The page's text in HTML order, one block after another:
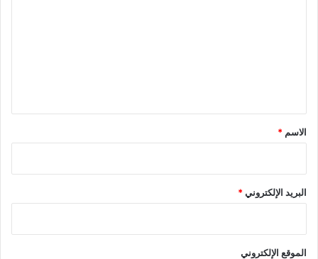
*
الاسم *
البريد الإلكتروني*
الموقع الإلكتروني